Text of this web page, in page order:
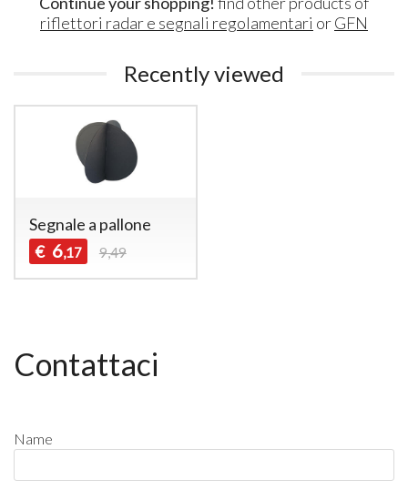
riflettori radar e segnali regolamentari orGFN
Recently viewed
Segnale a pallone
€ 6,17 9,49
Contattaci
Name